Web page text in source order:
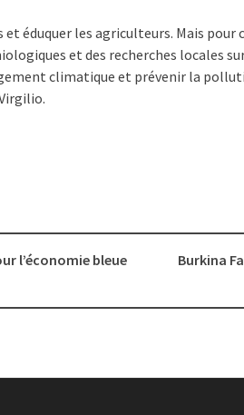
éduquer les agriculteurs. Mais pour
et des recherches locales
climatique et prévenir la
l’économie bleue
Burkina